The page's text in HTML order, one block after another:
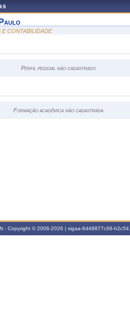
CONTABILIDADE
Perfil pessoal não cadastrado
Formação acadêmica não cadastrada
- Copyright © 2006-2026 | sigaa-6d48877c66-